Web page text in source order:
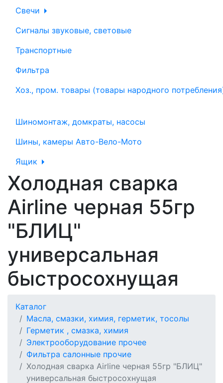
Свечи
Сигналы звуковые, световые
Транспортные
Фильтра
Хоз., пром. товары (товары народного
Шиномонтаж, домкраты, насосы
Шины, камеры Авто-Вело-Мото
Ящик
Холодная сварка
Airline черная 55гр
"БЛИЦ"
универсальная
быстросохнущая
Каталог
Масла, смазки, химия, герметик, тосолы
Герметик , смазка, химия
Электрооборудование прочее
Фильтра салонные прочие
Холодная сварка Airline черная 55гр "БЛИЦ"
универсальная быстросохнущая